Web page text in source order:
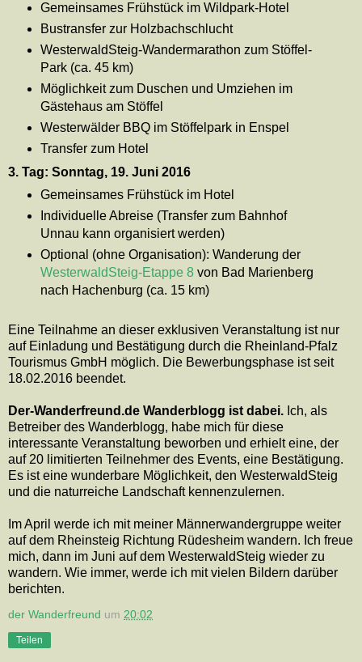
Gemeinsames Frühstück im Wildpark-Hotel
Bustransfer zur Holzbachschlucht
WesterwaldSteig-Wandermarathon zum Stöffel-
Park (ca. 45 km)
Möglichkeit zum Duschen und Umziehen im
Gästehaus am Stöffel
Westerwälder BBQ im Stöffelpark in Enspel
Transfer zum Hotel
3. Tag: Sonntag, 19. Juni 2016
Gemeinsames Frühstück im Hotel
Individuelle Abreise (Transfer zum Bahnhof
Unnau kann organisiert werden)
Optional (ohne Organisation): Wanderung der
WesterwaldSteig-Etappe 8von Bad Marienberg
nach Hachenburg (ca. 15 km)
Eine Teilnahme an dieser exklusiven Veranstaltung ist nur
auf Einladung und Bestätigung durch die Rheinland-Pfalz
Tourismus GmbH möglich. Die Bewerbungsphase ist seit
18.02.2016 beendet.
Der-Wanderfreund.de Wanderblogg ist dabei. Ich, als
Betreiber des Wanderblogg, habe mich für diese
interessante Veranstaltung beworben und erhielt eine, der
auf 20 limitierten Teilnehmer des Events, eine Bestätigung.
Es ist eine wunderbare Möglichkeit, den WesterwaldSteig
und die naturreiche Landschaft kennenzulernen.
Im April werde ich mit meiner Männerwandergruppe weiter
auf dem Rheinsteig Richtung Rüdesheim wandern. Ich freue
mich, dann im Juni auf dem WesterwaldSteig wieder zu
wandern. Wie immer, werde ich mit vielen Bildern darüber
berichten.
der Wanderfreund um 20:02
Teilen